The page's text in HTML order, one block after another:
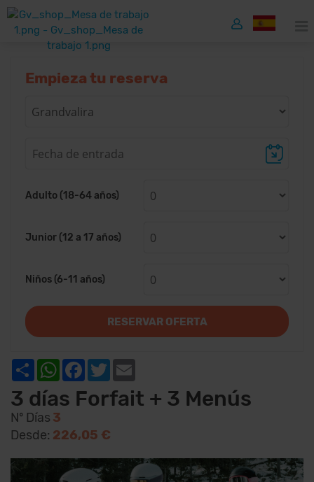
Empieza tu reserva
Adulto (18-64 años)
Junior (12 a 17 años)
Niños (6-11 años)
RESERVAR OFERTA
Share WhatsAppFacebook
Twitter
3 días Forfait + 3 Menús
Nº Días 3
Desde: 226,05 €